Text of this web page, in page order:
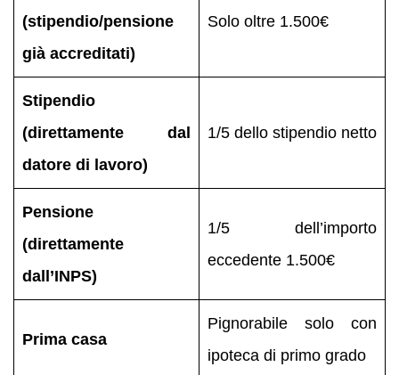
(stipendio/pensione
già accreditati)
Solo oltre 1.500€
Stipendio
(direttamente dal
datore di lavoro)
1/5 dello stipendio netto
Pensione
(direttamente
dall’INPS)
1/5 dell’importo
eccedente 1.500€
Prima casa
Pignorabile solo con
ipoteca di primo grado